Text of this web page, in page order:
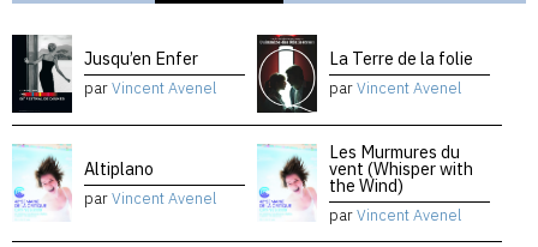
Jusqu’en Enfer
parVincent Avenel
La Terre de la folie
parVincent Avenel
Altiplano
parVincent Avenel
Les Murmures du
vent (Whisper with
the Wind)
parVincent Avenel